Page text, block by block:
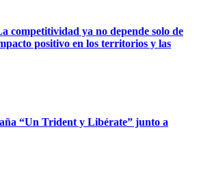
competitividad ya no depende solo de
positivo en los territorios y las
“Un Trident y Libérate” junto a